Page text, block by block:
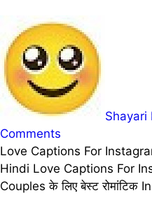
Shayari
Comments
Love Captions For Instagram In Hindi: आज की ये पोस्ट
Hindi Love Captions For
Couples के लिए बेस्ट रोमांटिक